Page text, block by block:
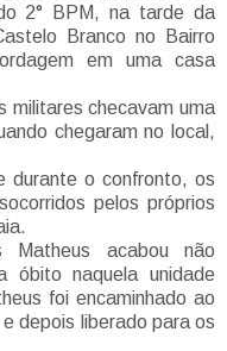
2° BPM, na tarde da
Branco no Bairro
em uma casa
militares checavam uma
chegaram no local,
durante o confronto, os
pelos próprios
Matheus acabou não
óbito naquela unidade
foi encaminhado ao
depois liberado para os